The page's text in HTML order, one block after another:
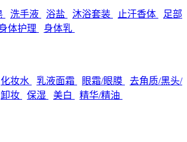
洗手液 浴盐 沐浴套装 止汗香体
足部
体护理 身体乳
化妆水 乳液面霜 眼霜/眼膜
去角质/黑头/
卸妆 保湿 美白 精华/精油